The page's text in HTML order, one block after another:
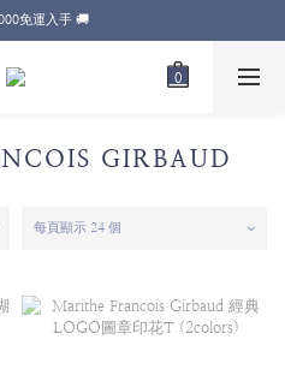
免運入手 🚚
GIRBAUD
每頁顯示 24 個